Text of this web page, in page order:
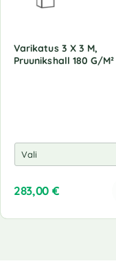
Varikatus 3 X 3 M,
Pruunikshall 180 G/M²
283,00 €